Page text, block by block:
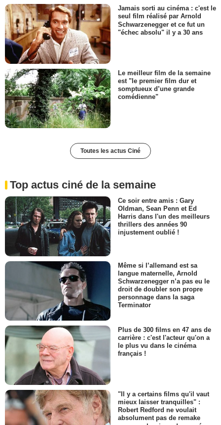
Jamais sorti au cinéma : c'est le
seul film réalisé par Arnold
Schwarzenegger et ce fut un
"échec absolu" il y a 30 ans
Le meilleur film de la semaine
est "le premier film dur et
somptueux d’une grande
comédienne"
Toutes les actus Ciné
Top actus ciné de la semaine
Ce soir entre amis : Gary
Oldman, Sean Penn et Ed
Harris dans l'un des meilleurs
thrillers des années 90
injustement oublié !
Même si l’allemand est sa
langue maternelle, Arnold
Schwarzenegger n’a pas eu le
droit de doubler son propre
personnage dans la saga
Terminator
Plus de 300 films en 47 ans de
carrière : c'est l'acteur qu'on a
le plus vu dans le cinéma
français !
"Il y a certains films qu'il vaut
mieux laisser tranquilles" :
Robert Redford ne voulait
absolument pas de remake